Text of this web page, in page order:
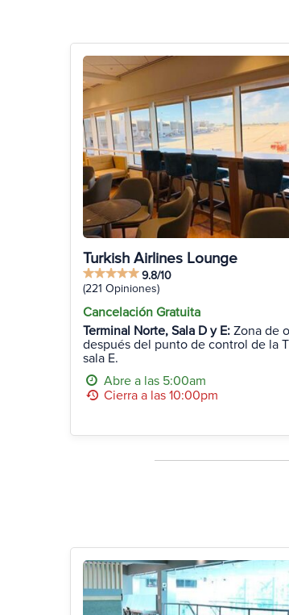
Turkish Airlines Lounge
9.8/10
(221 Opiniones)
Cancelación Gratuita
Terminal Norte, Sala D y E: Zona de
después del punto de control de la
sala E.
Abre a las 5:00am
Cierra a las 10:00pm